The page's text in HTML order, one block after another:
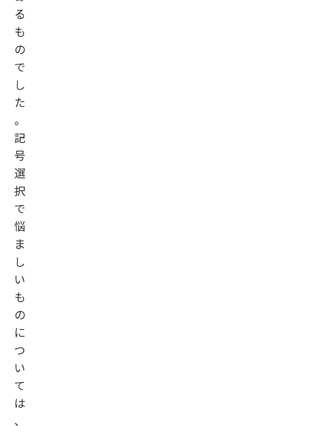
る
も
の
で
し
た
。
記
号
選
択
で
悩
ま
し
い
も
の
に
つ
い
て
は
、